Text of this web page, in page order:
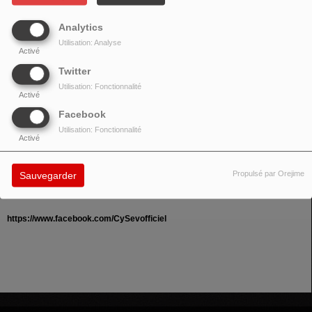
Analytics
Activé
Utilisation: Analyse
Twitter
Activé
Utilisation: Fonctionnalité
Facebook
Activé
Utilisation: Fonctionnalité
Sauvegarder Propulsé par Orejime
https://www.facebook.com/CySevofficiel